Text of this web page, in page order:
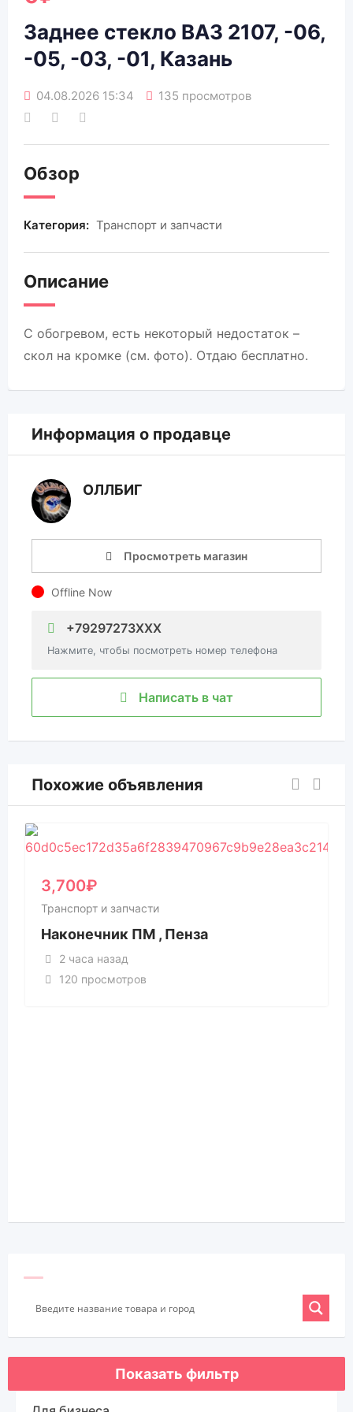
Заднее стекло ВАЗ 2107, -06,
-05, -03, -01, Казань
04.08.2026 15:34 135 просмотров
Обзор
Категория: Транспорт и запчасти
Описание
С обогревом, есть некоторый недостаток –
скол на кромке (см. фото). Отдаю бесплатно.
Информация о продавце
ОЛЛБИГ
Просмотреть магазин
Offline Now
+79297273XXX
Нажмите, чтобы посмотреть номер телефона
Написать в чат
Похожие объявления
3,700₽
Транспорт и запчасти
Наконечник ПМ , Пенза
2 часа назад
120 просмотров
Показать фильтр